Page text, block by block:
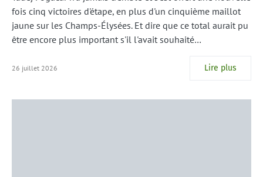
fois cinq victoires d'étape, en plus d'un cinquième maillot
jaune sur les Champs-Élysées. Et dire que ce total aurait pu
être encore plus important s'il l'avait souhaité…
26 juillet 2026 Lire plus